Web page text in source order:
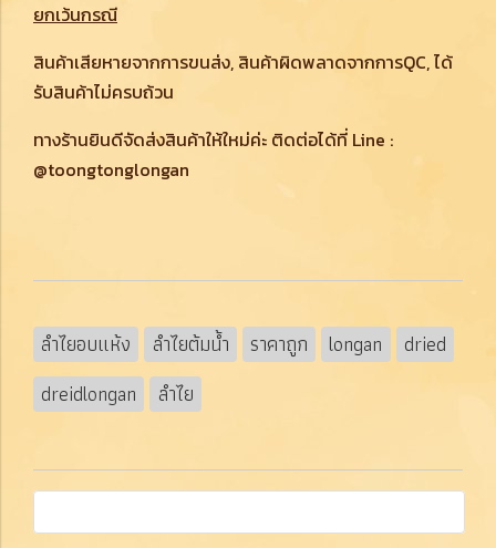
ยกเว้นกรณี
สินค้าเสียหายจากการขนส่ง, สินค้าผิดพลาดจากการQC, ได้
รับสินค้าไม่ครบถ้วน
ทางร้านยินดีจัดส่งสินค้าให้ใหม่ค่ะ ติดต่อได้ที่ Line :
@toongtonglongan
ลำไยอบแห้ง ลำไยต้มน้ำ ราคาถูก longan
dried
dreidlongan
ลำไย